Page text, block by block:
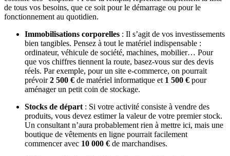
de tous vos besoins, que ce soit pour le démarrage ou pour le
fonctionnement au quotidien.
Immobilisations corporelles : Il s’agit de vos investissements
bien tangibles. Pensez à tout le matériel indispensable :
ordinateur, véhicule de société, machines, mobilier… Pour
que vos chiffres tiennent la route, basez-vous sur des devis
réels. Par exemple, pour un site e-commerce, on pourrait
prévoir2 500 € de matériel informatique et 1 500 € pour
aménager un petit coin de stockage.
Stocks de départ: Si votre activité consiste à vendre des
produits, vous devez estimer la valeur de votre premier stock.
Un consultant n’aura probablement rien à mettre ici, mais une
boutique de vêtements en ligne pourrait facilement
commencer avec 10 000 € de marchandises.